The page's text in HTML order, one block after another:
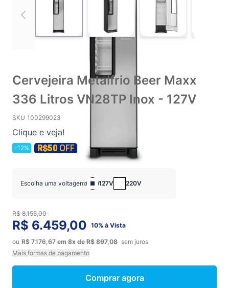
Cervejeira Metalfrio Beer Maxx
336 Litros VN28TP Inox - 127V
SKU 100299023
Clique e veja!
-12%
Comprar agora
Escolha uma voltagem: 127V 220V
R$ 6.459,00 10% à Vista
ou R$ 7.176,67 em 8x de R$ 897,08 sem juros
Mais formas de pagamento
R$ 8.155,00